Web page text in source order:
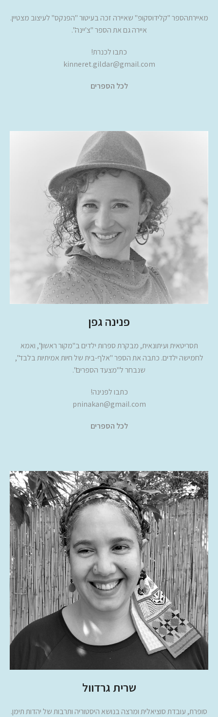
מאיירתהספר "קלידוסקופ" שאיירה זכה בעיטור "הפנקס" לעיצוב מצטיין.
איירה גם את הספר "צ'יינה".
כתבו לכנרת!
kinneret.gildar@gmail.com
לכל הספרים
פנינה גפן
תסריטאית ועיתונאית, מבקרת ספרות ילדים ב"מקור ראשון", ואמא
לחמישה ילדים. כתבה את הספר "אלף-בית של חיות אמיתיות בלבד",
שנבחר ל"מצעד הספרים".
כתבו לפנינה!
pninakan@gmail.com
לכל הספרים
שרית גרדוול
סופרת, עובדת סוציאלית ומרצה בנושא היסטוריה ותרבות של יהדות תימן.